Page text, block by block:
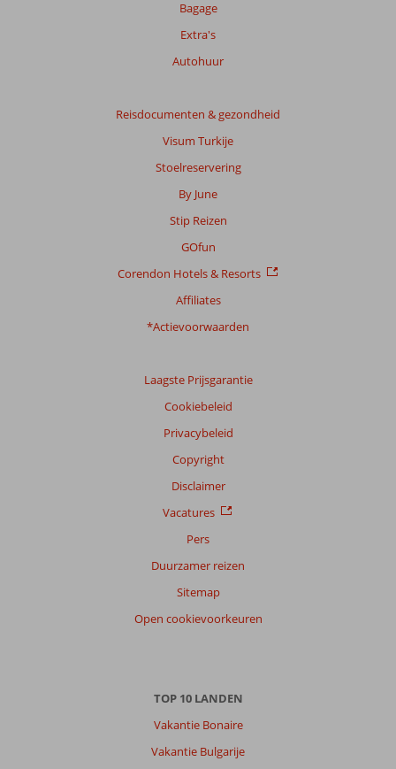
Bagage
Extra's
Autohuur
Reisdocumenten & gezondheid
Visum Turkije
Stoelreservering
By June
Stip Reizen
GOfun
Corendon Hotels & Resorts
Affiliates
*Actievoorwaarden
Laagste Prijsgarantie
Cookiebeleid
Privacybeleid
Copyright
Disclaimer
Vacatures
Pers
Duurzamer reizen
Sitemap
Open cookievoorkeuren
TOP 10 LANDEN
Vakantie Bonaire
Vakantie Bulgarije